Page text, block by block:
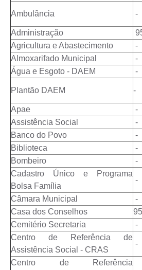
Casa dos Conselhos
Telefones Úteis
Publicações do Departamento de Educação
Fundo Municipal dos Direitos da Criança e
Câmara Municipal
Precatórios
Turismo
Ouvidoria
Ouvidoria Saúde
Cadastro de Fornecedores
Blog do Cemitério
Obras
Casa das Artesãs
Ambulância -
Administração
Agricultura e Abastecimento
-
Almoxarifado Municipal
-
Água e Esgoto - DAEM
-
Plantão DAEM -
Apae
-
Assistência Social
-
Banco do Povo
-
Biblioteca
-
Bombeiro
-
Cadastro Único e Programa
Bolsa Família
-
Câmara Municipal -
Casa dos Conselhos
Cemitério Secretaria
-
Centro de Referência de
Assistência Social - CRAS
-
Centro de Referência